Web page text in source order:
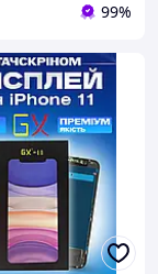
99%